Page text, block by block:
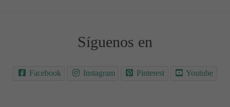
Síguenos en
Facebook Instagram Pinterest Youtube